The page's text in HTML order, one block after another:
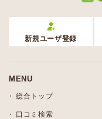
新規ユーザ登録
MENU
総合トップ
口コミ検索